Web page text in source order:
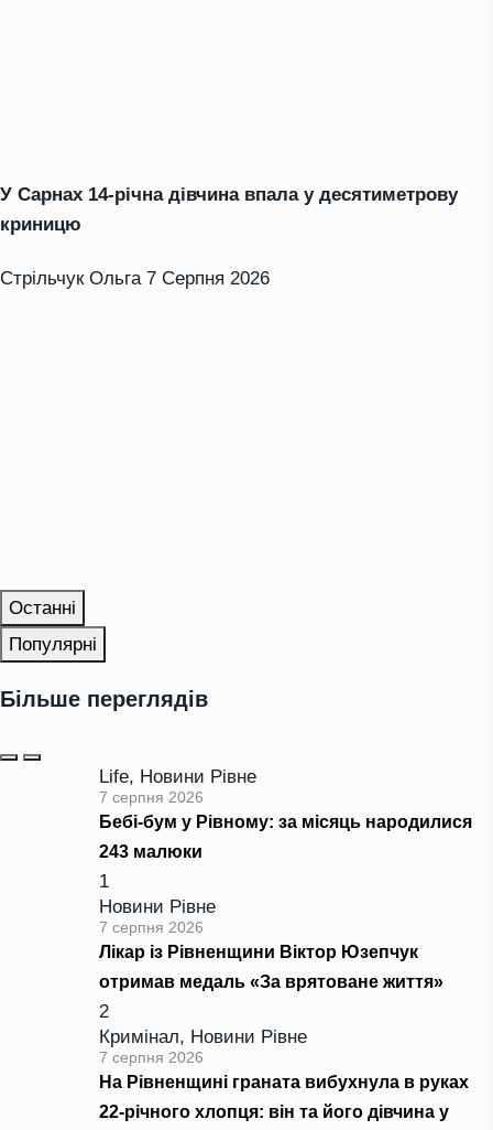
У Сарнах 14-річна дівчина впала у десятиметрову
криницю
Стрільчук Ольга 7 Серпня 2026
Останні
Популярні
Більше переглядів
Life, Новини Рівне
7 серпня 2026
Бебі-бум у Рівному: за місяць народилися
243 малюки
1
Новини Рівне
7 серпня 2026
Лікар із Рівненщини Віктор Юзепчук
отримав медаль «За врятоване життя»
2
Кримінал, Новини Рівне
7 серпня 2026
На Рівненщині граната вибухнула в руках
22-річного хлопця: він та його дівчина у